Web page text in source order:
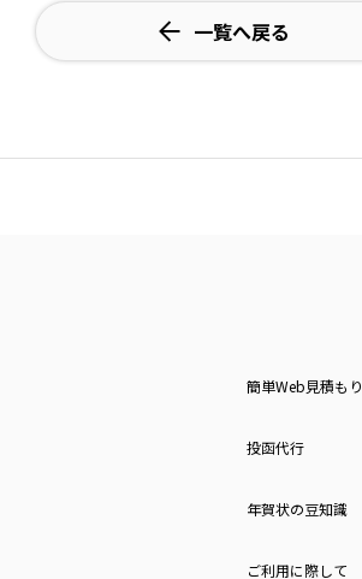
一覧へ戻る
簡単Web見積もり
投函代行
年賀状の豆知識
ご利用に際して